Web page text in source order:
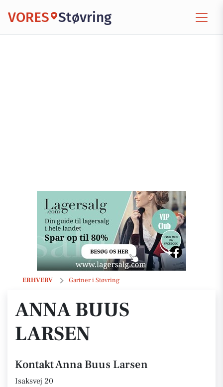
VORES Støvring
ERHVERV Gartner i Støvring
Anna Buus Larsen
ANNA BUUS
LARSEN
Kontakt Anna Buus Larsen
Isaksvej 20